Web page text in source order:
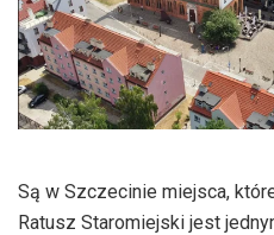
Są w Szczecinie miejsca,
Ratusz Staromiejski jest